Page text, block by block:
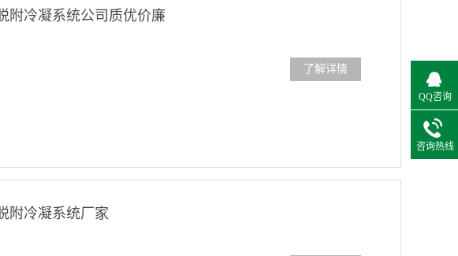
附冷凝系统公司质优价廉
了解详情
附冷凝系统厂家
QQ咨询
咨询热线